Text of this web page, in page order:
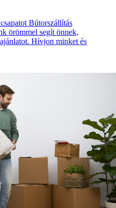
Bútorszállítás
örömmel segít önnek,
Hívjon minket és